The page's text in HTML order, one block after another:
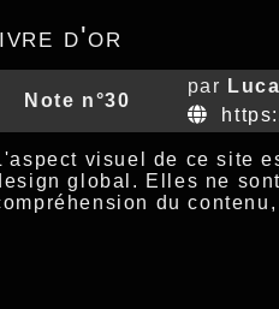
d'or
Note n°30
par
visuel de ce site
global. Elles ne
du